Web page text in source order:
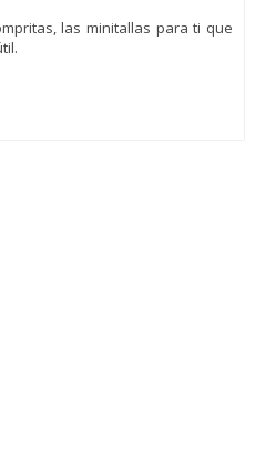
las minitallas para ti que